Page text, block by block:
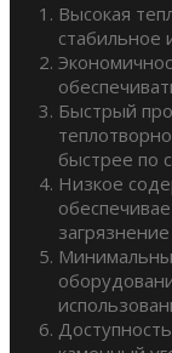
Высокая
стабильное
Быстрый
быстрее по
Низкое